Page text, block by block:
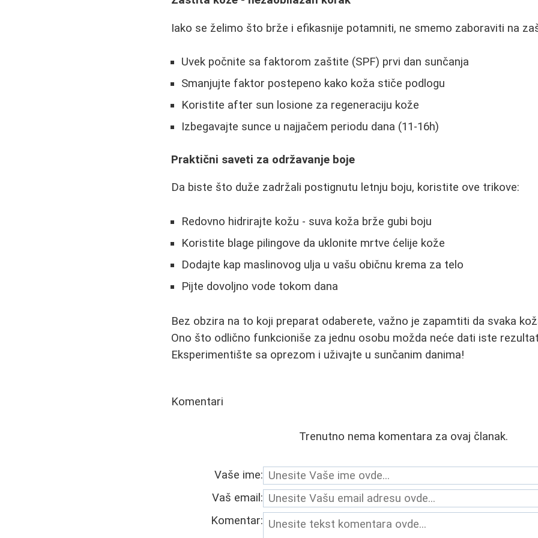
Iako se želimo što brže i efikasnije potamniti, ne smemo zaboraviti na
Uvek počnite sa faktorom zaštite (SPF) prvi dan sunčanja
Smanjujte faktor postepeno kako koža stiče podlogu
Koristite after sun losione za regeneraciju kože
Izbegavajte sunce u najjačem periodu dana (11-16h)
Praktični saveti za održavanje boje
Da biste što duže zadržali postignutu letnju boju, koristite ove trikove:
Redovno hidrirajte kožu - suva koža brže gubi boju
Koristite blage pilingove da uklonite mrtve ćelije kože
Dodajte kap maslinovog ulja u vašu običnu krema za telo
Pijte dovoljno vode tokom dana
Bez obzira na to koji preparat odaberete, važno je zapamtiti da svaka
Ono što odlično funkcioniše za jednu osobu možda neće dati iste
Eksperimentište sa oprezom i uživajte u sunčanim danima!
Komentari
Trenutno nema komentara za ovaj članak.
Vaše ime:
Vaš email:
Komentar: